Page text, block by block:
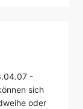
-
sich
oder